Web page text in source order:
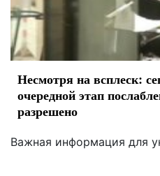
Несмотря на всплеск:
очередной этап
разрешено
Важная информация для